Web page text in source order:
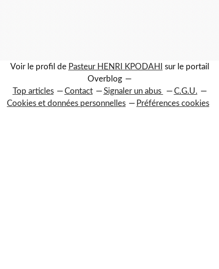
Voir le profil de Pasteur HENRI KPODAHI
sur le portail
Overblog
Top articles
Contact Signaler un abus
C.G.U.
Cookies et données personnelles
Préférences cookies